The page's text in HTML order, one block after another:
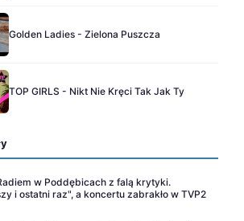
Golden Ladies - Zielona Puszcza
TOP GIRLS - Nikt Nie Kręci Tak Jak Ty
w Poddębicach z falą krytyki.
i ostatni raz", a koncertu zabrakło w TVP2